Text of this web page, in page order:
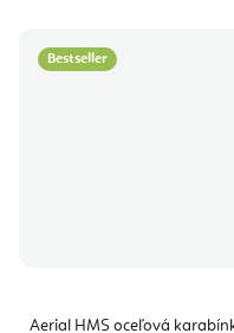
Bestseller
Aerial HMS oceľová